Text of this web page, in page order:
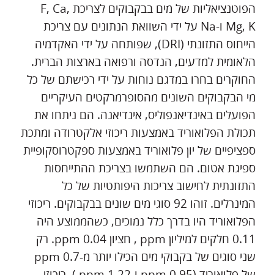
הפוטנציאליות של מים בבקבוקים לצריכת F, Ca,
Mg, K ו-Na על ידי השוואת הנתונים עם צריכת
הייחוס התזונתי (DRI), שפותחה על ידי האקדמיה
הלאומית למדעים, הנדסה ורפואה בארצות הברית.
החוקרים בחרו במדגם נוחות על ידי רכישתם של כל
מי הבקבוקים השונים מהסופרמרקטים העיקריים
הפועלים באינדיאנפוליס, אינדיאנה. הם ניתחו את
תכולת הפלואוריד באמצעות ריכוזי אלקטרודה ומתכת
ספציפיים של יון פלואוריד באמצעות ספקטרוסקופיית
ספיגת אטום. הם השתמשו בצריכת ההתייחסות
התזונתית לחישוב צריכות היפותטיות של כל
המינרלים. זוהו 92 סוגי מים שונים בבקבוקים. ריכוזי
הפלואוריד היו בדרך כלל נמוכים, כשהממוצע היה
0.11 חלקים למיליון ppm , חציון 0.04 ppm. רק
שני סוגים של בקבוקי מים הכילו יותר מ-0.7 ppm